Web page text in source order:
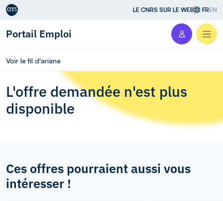
Aller au contenu LE CNRS SUR LE WEB FREN
Portail Emploi
Voir le fil d'ariane
L'offre demandée n'est plus
disponible
Ces offres pourraient aussi vous
intéresser !